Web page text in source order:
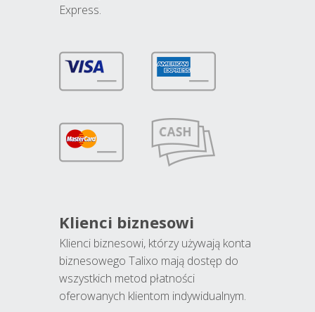
Express.
Klienci biznesowi
Klienci biznesowi, którzy używają konta
biznesowego Talixo mają dostęp do
wszystkich metod płatności
oferowanych klientom indywidualnym.